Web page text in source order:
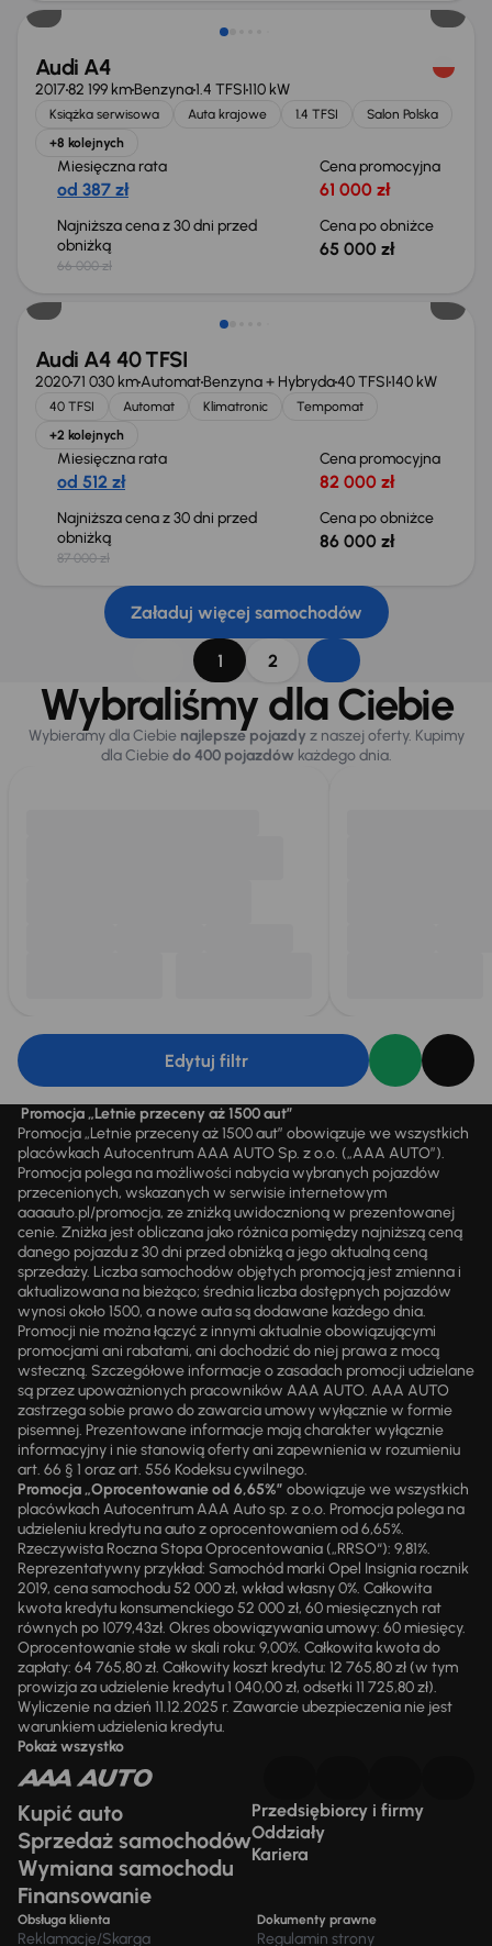
Audi A4
201782 199 kmBenzyna1.4 TFSI110 kW
Książka serwisowa Auta krajowe 1.4 TFSI
Salon Polska
+8 kolejnych
Miesięczna rata
od 387 zł
Cena promocyjna
61 000 zł
Najniższa cena z 30 dni przed
obniżką
66 000 zł
Cena po obniżce
65 000 zł
Taniej o 1 000 zł
Audi A4 40 TFSI
202071 030 kmAutomatBenzyna + Hybryda40 TFSI140 kW
40 TFSI Automat Klimatronic
Tempomat
+2 kolejnych
Miesięczna rata
od 512 zł
Cena promocyjna
82 000 zł
Najniższa cena z 30 dni przed
obniżką
87 000 zł
Cena po obniżce
86 000 zł
Załaduj więcej samochodów
1 2
Wybraliśmy dla Ciebie
Wybieramy dla Ciebie najlepsze pojazdy z naszej oferty. Kupimy
dla Ciebiedo 400 pojazdówkażdego dnia.
Edytuj filtr
Promocja „Letnie przeceny aż 1500 aut”
Promocja „Letnie przeceny aż 1500 aut” obowiązuje we wszystkich
placówkach Autocentrum AAA AUTO Sp. z o.o. („AAA AUTO”).
Promocja polega na możliwości nabycia wybranych pojazdów
przecenionych, wskazanych w serwisie internetowym
aaaauto.pl/promocja, ze zniżką uwidocznioną w prezentowanej
cenie. Zniżka jest obliczana jako różnica pomiędzy najniższą ceną
danego pojazdu z 30 dni przed obniżką a jego aktualną ceną
sprzedaży. Liczba samochodów objętych promocją jest zmienna i
aktualizowana na bieżąco; średnia liczba dostępnych pojazdów
wynosi około 1500, a nowe auta są dodawane każdego dnia.
Promocji nie można łączyć z innymi aktualnie obowiązującymi
promocjami ani rabatami, ani dochodzić do niej prawa z mocą
wsteczną. Szczegółowe informacje o zasadach promocji udzielane
są przez upoważnionych pracowników AAA AUTO. AAA AUTO
zastrzega sobie prawo do zawarcia umowy wyłącznie w formie
pisemnej. Prezentowane informacje mają charakter wyłącznie
informacyjny i nie stanowią oferty ani zapewnienia w rozumieniu
art. 66 § 1 oraz art. 556 Kodeksu cywilnego.
Promocja „Oprocentowanie od 6,65%” obowiązuje we wszystkich
placówkach Autocentrum AAA Auto sp. z o.o. Promocja polega na
udzieleniu kredytu na auto z oprocentowaniem od 6,65%.
Rzeczywista Roczna Stopa Oprocentowania („RRSO“): 9,81%.
Reprezentatywny przykład: Samochód marki Opel Insignia rocznik
2019, cena samochodu 52 000 zł, wkład własny 0%. Całkowita
kwota kredytu konsumenckiego 52 000 zł, 60 miesięcznych rat
równych po 1079,43zł. Okres obowiązywania umowy: 60 miesięcy.
Oprocentowanie stałe w skali roku: 9,00%. Całkowita kwota do
zapłaty: 64 765,80 zł. Całkowity koszt kredytu: 12 765,80 zł (w tym
prowizja za udzielenie kredytu 1 040,00 zł, odsetki 11 725,80 zł).
Wyliczenie na dzień 11.12.2025 r. Zawarcie ubezpieczenia nie jest
warunkiem udzielenia kredytu.
Pokaż wszystko
Kupić auto
Sprzedaż samochodów
Wymiana samochodu
Finansowanie
Przedsiębiorcy i firmy
Oddziały
Kariera
Obsługa klienta
Reklamacje/Skarga
Dokumenty prawne
Regulamin strony